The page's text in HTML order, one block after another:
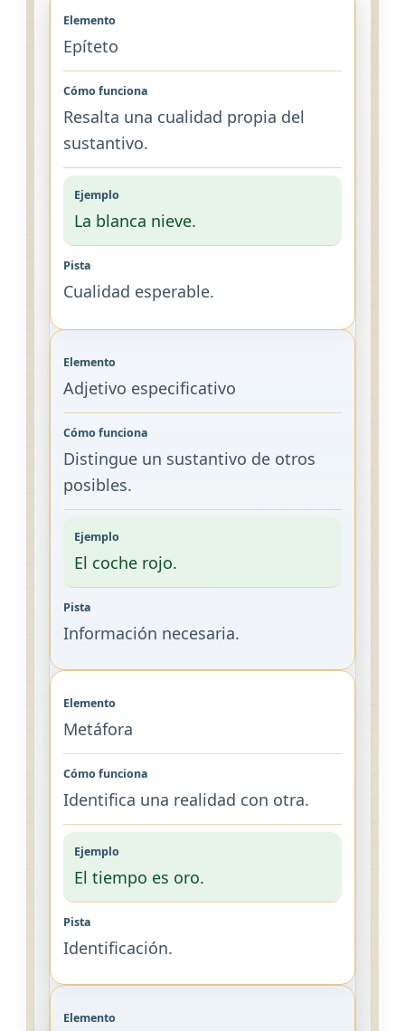
Epíteto
Resalta una cualidad propia del
sustantivo.
La blanca nieve.
Cualidad esperable.
Adjetivo especificativo
Distingue un sustantivo de otros
posibles.
El coche rojo.
Información necesaria.
Metáfora
Identifica una realidad con otra.
El tiempo es oro.
Identificación.